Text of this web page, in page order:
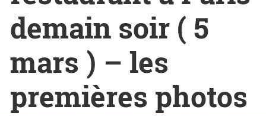
demain soir ( 5
mars ) – les
premières photos